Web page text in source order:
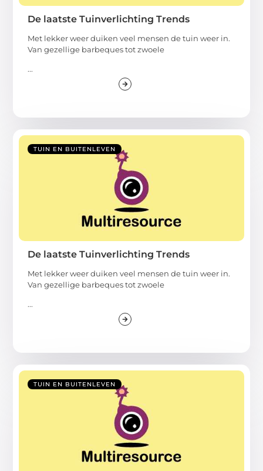
De laatste Tuinverlichting Trends
Met lekker weer duiken veel mensen de tuin weer in.
Van gezellige barbeques tot zwoele
...
TUIN EN BUITENLEVEN
De laatste Tuinverlichting Trends
Met lekker weer duiken veel mensen de tuin weer in.
Van gezellige barbeques tot zwoele
...
TUIN EN BUITENLEVEN